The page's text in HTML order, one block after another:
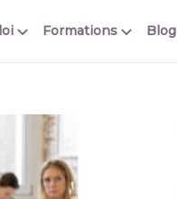
Blog
Formations